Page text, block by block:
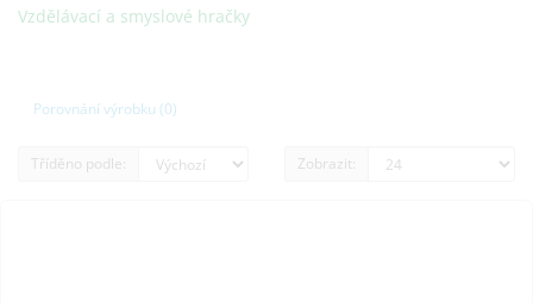
Vzdělávací a smyslové hračky
Porovnání výrobku (0)
Tříděno podle: Zobrazit: